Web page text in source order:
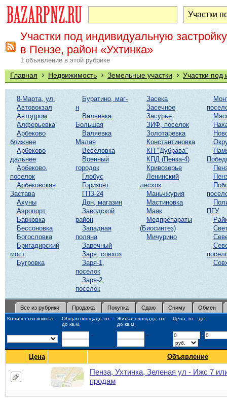
Участки под индивидуальную застройку
в Пензе, район «Ухтинка»
1 объявление в этой рубрике
Главная › Недвижимость › Земельные участки › Участки под
8-Марта, ул.
Автовокзал
Автодром
Алферьевка
Арбеково
ближнее
Арбеково
дальнее
Арбеково,
поселок
Арбековская
Застава
Ахуны
Аэропорт
Барковка
Бессоновка
Богословка
Бригадирский
мост
Бугровка
Буратино, маг-
н
Валяевка
Большая
Валяевка
Малая
Веселовка
Военный
городок
Глобус
Горизонт
ГПЗ-24
Дон, магазин
Заводской
район
Западная
поляна
Заречный
Заря, совхоз
Заря-1,
поселок
Заря-2,
поселок
Засека
Засечное
Засурье
ЗИФ, поселок
Золотаревка
Константиновка
КП "Дубрава"
КПД (Пенза-4)
Кривозерье
Ленинский
лесхоз
Маньчжурия
Мастиновка
Маяк
Медпрепараты
(Биосинтез)
Мичурино
ПГУ
Все из рубрики Продажа Покупка Сдаю Сниму Обмен
Количество комнат
Общая площадь, от-
до кв.м.
Жилая площадь, от-
до кв.м.
Цена, от - до
- - -
Цена Объявление
Пенза, Ухтинка, Зеленая ул - Ижс 7
продам